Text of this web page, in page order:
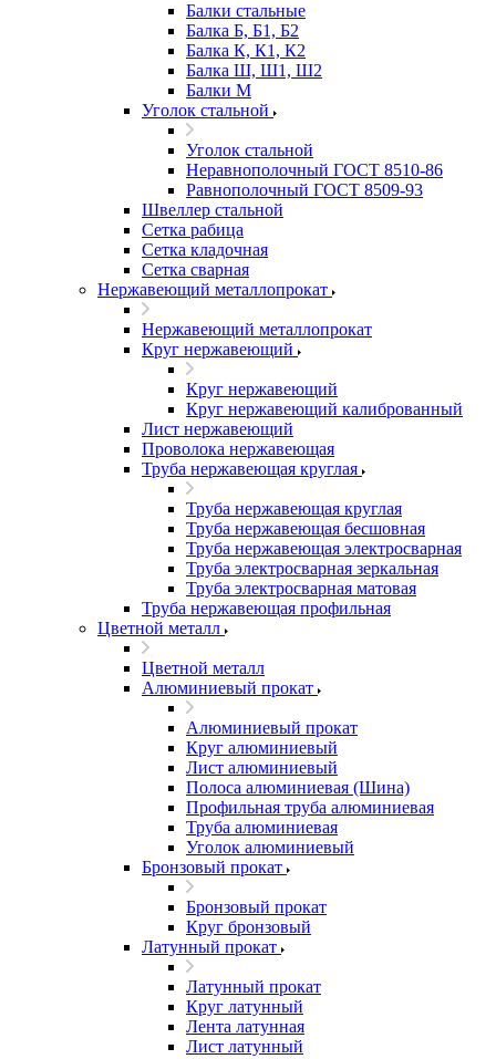
Балки стальные
Балка Б, Б1, Б2
Балка К, К1, К2
Балка Ш, Ш1, Ш2
Балки М
Уголок стальной
Уголок стальной
Неравнополочный ГОСТ 8510-86
Равнополочный ГОСТ 8509-93
Швеллер стальной
Сетка рабица
Сетка кладочная
Сетка сварная
Нержавеющий металлопрокат
Нержавеющий металлопрокат
Круг нержавеющий
Круг нержавеющий
Круг нержавеющий калиброванный
Лист нержавеющий
Проволока нержавеющая
Труба нержавеющая круглая
Труба нержавеющая круглая
Труба нержавеющая бесшовная
Труба нержавеющая электросварная
Труба электросварная зеркальная
Труба электросварная матовая
Труба нержавеющая профильная
Цветной металл
Цветной металл
Алюминиевый прокат
Алюминиевый прокат
Круг алюминиевый
Лист алюминиевый
Полоса алюминиевая (Шина)
Профильная труба алюминиевая
Труба алюминиевая
Уголок алюминиевый
Бронзовый прокат
Бронзовый прокат
Круг бронзовый
Латунный прокат
Латунный прокат
Круг латунный
Лента латунная
Лист латунный